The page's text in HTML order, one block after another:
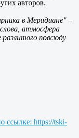
авторов.
в Меридиане" –
атмосфера
повсюду
ссылке: https://tski-